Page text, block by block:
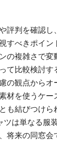
評判を確認し
すべきポイン
の複雑さで変
て比較検討す
の観点からオ
材を使うケー
も結びつけら
ツは単なる服
将来の同窓会